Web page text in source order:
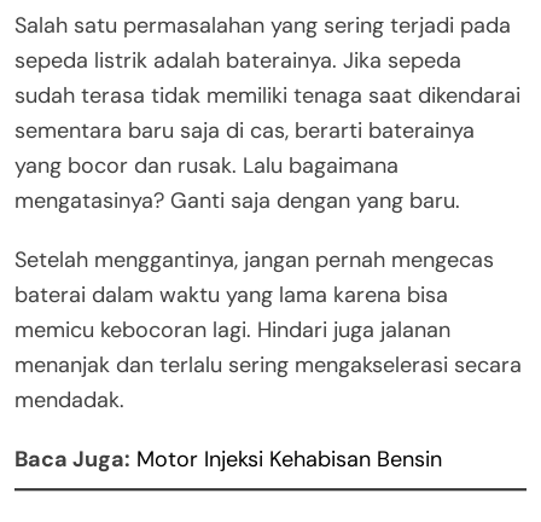
Salah satu permasalahan yang sering terjadi pada
sepeda listrik adalah baterainya. Jika sepeda
sudah terasa tidak memiliki tenaga saat dikendarai
sementara baru saja di cas, berarti baterainya
yang bocor dan rusak. Lalu bagaimana
mengatasinya? Ganti saja dengan yang baru.
Setelah menggantinya, jangan pernah mengecas
baterai dalam waktu yang lama karena bisa
memicu kebocoran lagi. Hindari juga jalanan
menanjak dan terlalu sering mengakselerasi secara
mendadak.
Baca Juga: Motor Injeksi Kehabisan Bensin